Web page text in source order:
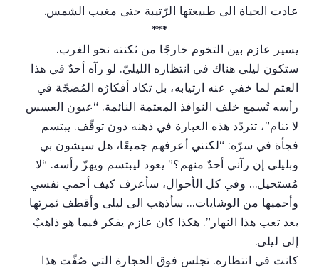
عادت الحياة الى طبيعتها الرّتيبة حتى مغيب الشمس.
***
يسير عازم بين التخوم خارجًا من ثكنته نحو الغرب.
ستكون ليلى هناك في انتظاره الليليّ. لو رآه أحدٌ في هذا
العتم لما خفي عنه ارتيابه، بل تكاد أفكارُه المُضجّة في
رأسه تُسمع خلف النوافذ المعتمة النائمة. “عيون العسس
لا تنام”، تتردّد هذه العبارة في ذهنه دون توقّف. يبتسم
فجأة في سرّه: “لكنني أعرفهم جميعًا، هل سيشون بي
وبليلى إن رآني أحدٌ منهم؟” يعود ليبتسم ويهزّ رأسه. “لا
مُستحيل… وفي كل الأحوال، سأعرف كيف أحمي نفسي
وأحميها من الوشايات… سأذهب الى ليلى وأقطف ثمرتها
بعد تعب هذا النهار”. هكذا كان عازم يفكر فيما هو ذاهبٌ
إلى ليلى.
كانت في انتظاره. تجلس فوق الحجارة التي صُفّت هذا